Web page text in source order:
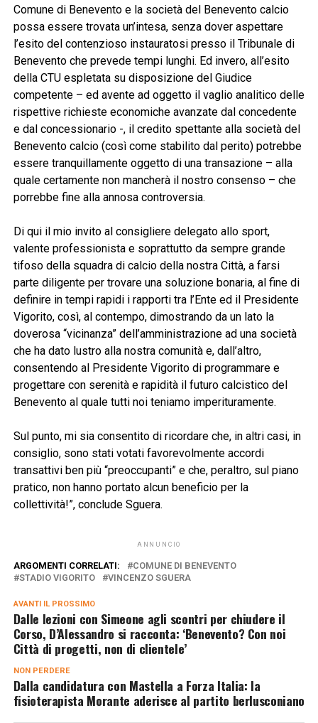
Comune di Benevento e la società del Benevento calcio
possa essere trovata un’intesa, senza dover aspettare
l’esito del contenzioso instauratosi presso il Tribunale di
Benevento che prevede tempi lunghi. Ed invero, all’esito
della CTU espletata su disposizione del Giudice
competente – ed avente ad oggetto il vaglio analitico delle
rispettive richieste economiche avanzate dal concedente
e dal concessionario -, il credito spettante alla società del
Benevento calcio (così come stabilito dal perito) potrebbe
essere tranquillamente oggetto di una transazione – alla
quale certamente non mancherà il nostro consenso – che
porrebbe fine alla annosa controversia.
Di qui il mio invito al consigliere delegato allo sport,
valente professionista e soprattutto da sempre grande
tifoso della squadra di calcio della nostra Città, a farsi
parte diligente per trovare una soluzione bonaria, al fine di
definire in tempi rapidi i rapporti tra l’Ente ed il Presidente
Vigorito, così, al contempo, dimostrando da un lato la
doverosa “vicinanza” dell’amministrazione ad una società
che ha dato lustro alla nostra comunità e, dall’altro,
consentendo al Presidente Vigorito di programmare e
progettare con serenità e rapidità il futuro calcistico del
Benevento al quale tutti noi teniamo imperituramente.
Sul punto, mi sia consentito di ricordare che, in altri casi, in
consiglio, sono stati votati favorevolmente accordi
transattivi ben più “preoccupanti” e che, peraltro, sul piano
pratico, non hanno portato alcun beneficio per la
collettività!”, conclude Sguera.
ANNUNCIO
ARGOMENTI CORRELATI:
COMUNE DI BENEVENTO
STADIO VIGORITO
VINCENZO SGUERA
AVANTI IL ​​PROSSIMO
Dalle lezioni con Simeone agli scontri per chiudere il
Corso, D’Alessandro si racconta: ‘Benevento? Con noi
Città di progetti, non di clientele’
NON PERDERE
Dalla candidatura con Mastella a Forza Italia: la
fisioterapista Morante aderisce al partito berlusconiano